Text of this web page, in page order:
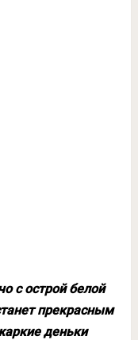
с острой белой
прекрасным
деньки